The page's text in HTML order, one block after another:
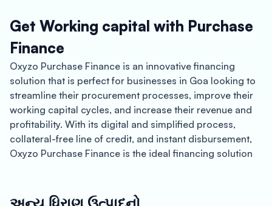
Get Working capital with Purchase
Finance
Oxyzo Purchase Finance is an innovative financing
solution that is perfect for businesses in Goa looking to
streamline their procurement processes, improve their
working capital cycles, and increase their revenue and
profitability. With its digital and simplified process,
collateral-free line of credit, and instant disbursement,
Oxyzo Purchase Finance is the ideal financing solution